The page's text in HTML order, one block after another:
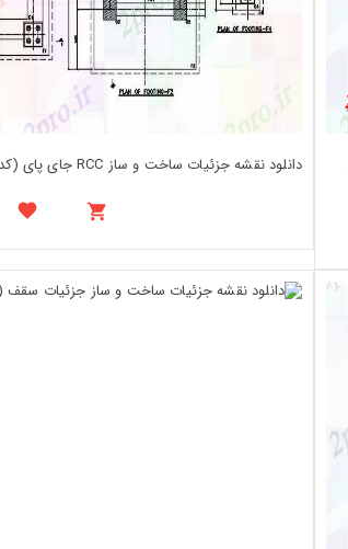
دانلود نقشه جزئیات ساخت و ساز RCC جای پای (کد164606)